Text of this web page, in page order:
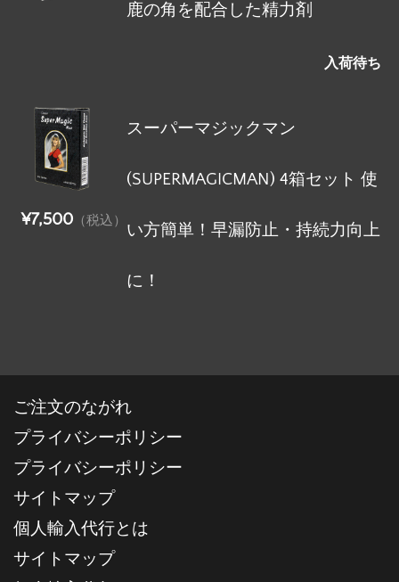
鹿の角を配合した精力剤
入荷待ち
スーパーマジックマン
(SUPERMAGICMAN) 4箱セット 使
い方簡単！早漏防止・持続力向上
に！
¥7,500 （税込）
ご注文のながれ
プライバシーポリシー
プライバシーポリシー
サイトマップ
個人輸入代行とは
サイトマップ